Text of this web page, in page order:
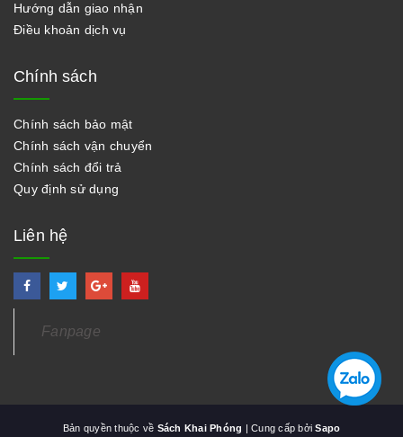
Hướng dẫn giao nhận
Điều khoản dịch vụ
Chính sách
Chính sách bảo mật
Chính sách vận chuyển
Chính sách đổi trả
Quy định sử dụng
Liên hệ
Fanpage
Bản quyền thuộc về Sách Khai Phóng | Cung cấp bởiSapo